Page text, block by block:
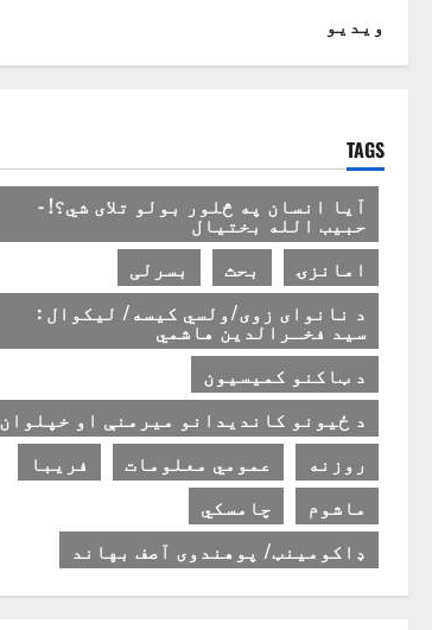
ویدیو
TAGS
آیا انسان په څلور بولو تلای شي؟! -
حبیب الله بختیال
امانزۍ
بحث
بسرلی
د نانوای زوی/ولسي کیسه/ لیکوال :
سید فخـرالدین هاشمي
د ټاکنو کمیسیون
د ځیونو کاندیدانو میرمنې او خپلوان
روزنه
عمومي معلومات
فریبا
ماشوم
چامسکي
ډاکومینټ/ پوهندوی آصف بهاند